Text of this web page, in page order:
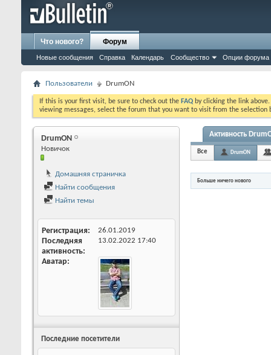
Что нового? Форум
Новые сообщения Справка Календарь Сообщество Опции форума
Пользователи DrumON
If this is your first visit, be sure to check out the FAQ by clicking the link
viewing messages, select the forum that you want to visit from the selection
DrumON
Новичок
Домашняя страничка
Найти сообщения
Найти темы
Регистрация 26.01.2019
Последняя
активность
13.02.2022 17:40
Аватар
Последние посетители
Активность
Все DrumON
Больше ничего нового